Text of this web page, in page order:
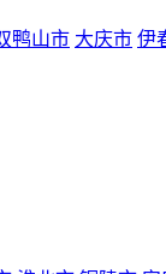
鸭山市 大庆市 伊